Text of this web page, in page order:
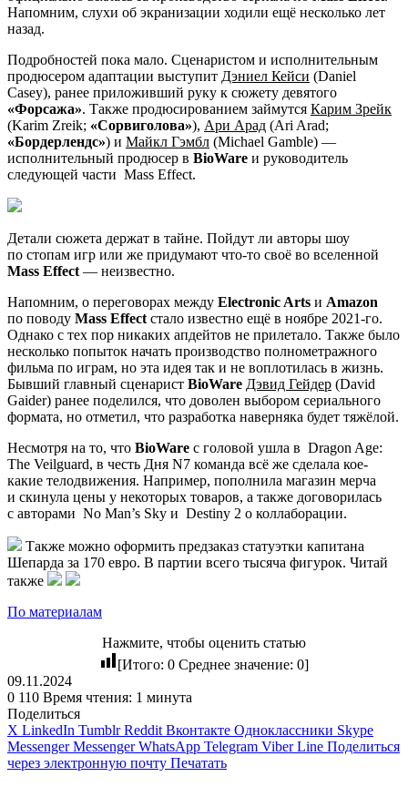
Напомним, слухи об экранизации ходили ещё несколько лет
назад.
Подробностей пока мало. Сценаристом и исполнительным
продюсером адаптации выступит Дэниел Кейси (Daniel
Casey), ранее приложивший руку к сюжету девятого
«Форсажа». Также продюсированием займутся Карим Зрейк
(Karim Zreik; «Сорвиголова»), Ари Арад (Ari Arad;
«Бордерлендс») и Майкл Гэмбл (Michael Gamble) —
исполнительный продюсер в BioWare и руководитель
следующей части Mass Effect.
Детали сюжета держат в тайне. Пойдут ли авторы шоу
по стопам игр или же придумают что-то своё во вселенной
Mass Effect — неизвестно.
Напомним, о переговорах между Electronic Arts и Amazon
по поводу Mass Effect стало известно ещё в ноябре 2021-го.
Однако с тех пор никаких апдейтов не прилетало. Также было
несколько попыток начать производство полнометражного
фильма по играм, но эта идея так и не воплотилась в жизнь.
Бывший главный сценарист BioWare Дэвид Гейдер (David
Gaider) ранее поделился, что доволен выбором сериального
формата, но отметил, что разработка наверняка будет тяжёлой.
Несмотря на то, что BioWare с головой ушла в Dragon Age:
The Veilguard, в честь Дня N7 команда всё же сделала кое-
какие телодвижения. Например, пополнила магазин мерча
и скинула цены у некоторых товаров, а также договорилась
с авторами No Man’s Sky и Destiny 2 о коллаборации.
Также можно оформить предзаказ статуэтки капитана
Шепарда за 170 евро. В партии всего тысяча фигурок. Читай
также
По материалам
Нажмите, чтобы оценить статью
[Итого: 0 Среднее значение: 0]
09.11.2024
0 110 Время чтения: 1 минута
Поделиться
X LinkedIn Tumblr Reddit Вконтакте Одноклассники Skype
Messenger Messenger WhatsApp Telegram Viber Line Поделиться
через электронную почту Печатать